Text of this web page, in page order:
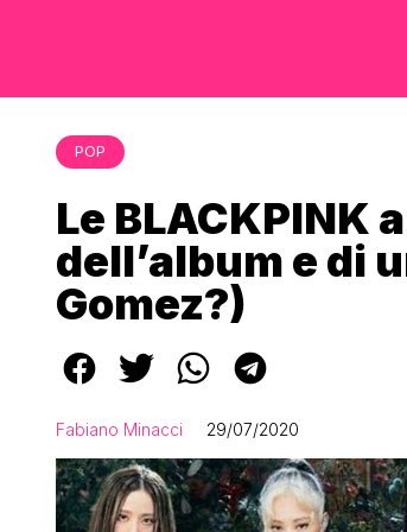
POP
Le BLACKPINK
dell’album e di
Gomez?)
Fabiano Minacci 29/07/2020